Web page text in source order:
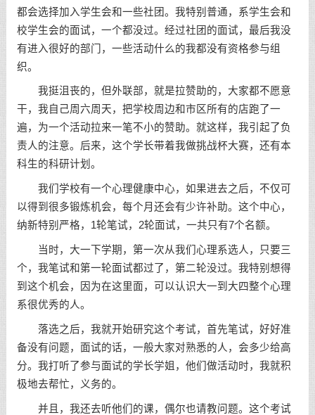
都会选择加入学生会和一些社团。我特别普通，系学生会和
校学生会的面试，一个都没过。经过社团的面试，最后我没
有进入很好的部门，一些活动什么的我都没有资格参与组
织。
我挺沮丧的，但外联部，就是拉赞助的，大家都不愿意
干，我自己周六周天，把学校周边和市区所有的店跑了一
遍，为一个活动拉来一笔不小的赞助。就这样，我引起了负
责人的注意。后来，这个学长带着我做挑战杯大赛，还有本
科生的科研计划。
我们学校有一个心理健康中心，如果进去之后，不仅可
以得到很多锻炼机会，每个月还会有少许补助。这个中心，
纳新特别严格，1轮笔试，2轮面试，一共只有7个名额。
当时，大一下学期，第一次从我们心理系选人，只要三
个，我笔试和第一轮面试都过了，第二轮没过。我特别想得
到这个机会，因为在这里面，可以认识大一到大四整个心理
系很优秀的人。
落选之后，我就开始研究这个考试，首先笔试，好好准
备没有问题，面试的话，一般大家对熟悉的人，会多少给高
分。我打听了参与面试的学长学姐，他们做活动时，我就积
极地去帮忙，义务的。
并且，我还去听他们的课，偶尔也请教问题。这个考试